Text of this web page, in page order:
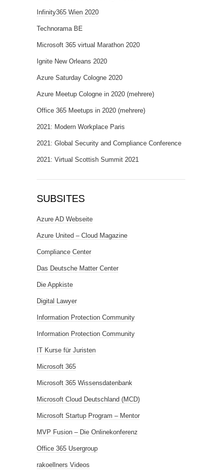
Infinity365 Wien 2020
Technorama BE
Microsoft 365 virtual Marathon 2020
Ignite New Orleans 2020
Azure Saturday Cologne 2020
Azure Meetup Cologne in 2020 (mehrere)
Office 365 Meetups in 2020 (mehrere)
2021: Modern Workplace Paris
2021: Global Security and Compliance Conference
2021: Virtual Scottish Summit 2021
SUBSITES
Azure AD Webseite
Azure United – Cloud Magazine
Compliance Center
Das Deutsche Matter Center
Die Appkiste
Digital Lawyer
Information Protection Community
Information Protection Community
IT Kurse für Juristen
Microsoft 365
Microsoft 365 Wissensdatenbank
Microsoft Cloud Deutschland (MCD)
Microsoft Startup Program – Mentor
MVP Fusion – Die Onlinekonferenz
Office 365 Usergroup
rakoellners Videos